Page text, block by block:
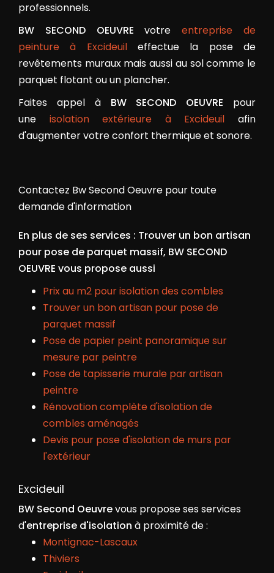
professionnels.
BW SECOND OEUVRE votreentreprise de
peinture à Excideuileffectue la pose de
revêtements muraux mais aussi au sol comme le
parquet flotant ou un plancher.
Faites appel à BW SECOND OEUVRE pour
une isolation extérieure à Excideuil afin
d'augmenter votre confort thermique et sonore.
Contactez Bw Second Oeuvre pour toute
demande d'information
En plus de ses services : Trouver un bon artisan
pour pose de parquet massif, BW SECOND
OEUVRE vous propose aussi
Prix au m2 pour isolation des combles
Trouver un bon artisan pour pose de
parquet massif
Pose de papier peint panoramique sur
mesure par peintre
Pose de tapisserie murale par artisan
peintre
Rénovation complète d'isolation de
combles aménagés
Devis pour pose d'isolation de murs par
l'extérieur
Excideuil
BW Second Oeuvrevous propose ses services
d'entreprise d'isolation à proximité de :
Montignac-Lascaux
Thiviers